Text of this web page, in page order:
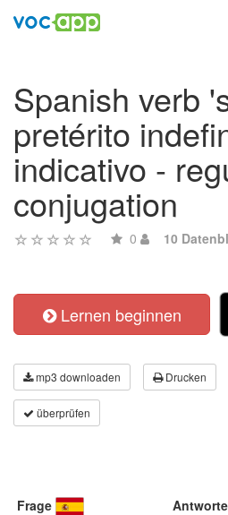
Spanish verb
pretérito
indicativo -
conjugation
0 10
Lernen beginnen
mp3 downloaden Drucken
überprüfen
Frage